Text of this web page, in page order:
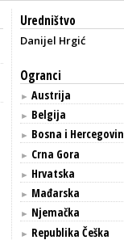
Uredništvo
Danijel Hrgić
Ogranci
► Austrija
► Belgija
► Bosna i
► Crna Gora
► Hrvatska
► Mađarska
► Njemačka
► Republika Češka